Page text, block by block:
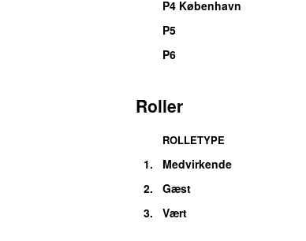
P4 København
P5
P6
Roller
ROLLETYPE
1. Medvirkende
2.
Gæst
3.
Vært